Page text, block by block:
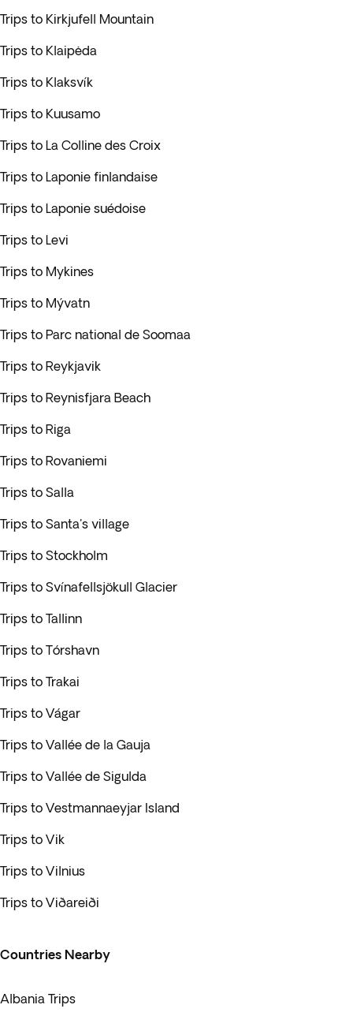
Trips to Kirkjufell Mountain
Trips to Klaipėda
Trips to Klaksvík
Trips to Kuusamo
Trips to La Colline des Croix
Trips to Laponie finlandaise
Trips to Laponie suédoise
Trips to Levi
Trips to Mykines
Trips to Mývatn
Trips to Parc national de Soomaa
Trips to Reykjavik
Trips to Reynisfjara Beach
Trips to Riga
Trips to Rovaniemi
Trips to Salla
Trips to Santa's village
Trips to Stockholm
Trips to Svínafellsjökull Glacier
Trips to Tallinn
Trips to Tórshavn
Trips to Trakai
Trips to Vágar
Trips to Vallée de la Gauja
Trips to Vallée de Sigulda
Trips to Vestmannaeyjar Island
Trips to Vik
Trips to Vilnius
Trips to Viðareiði
Countries Nearby
Albania Trips